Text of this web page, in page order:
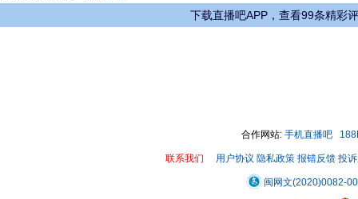
下载直播吧APP，查看99条精彩
合作网站: 手机直播吧
联系我们 用户协议 隐私政策 报错反馈 投
闽网文(2020)0082-